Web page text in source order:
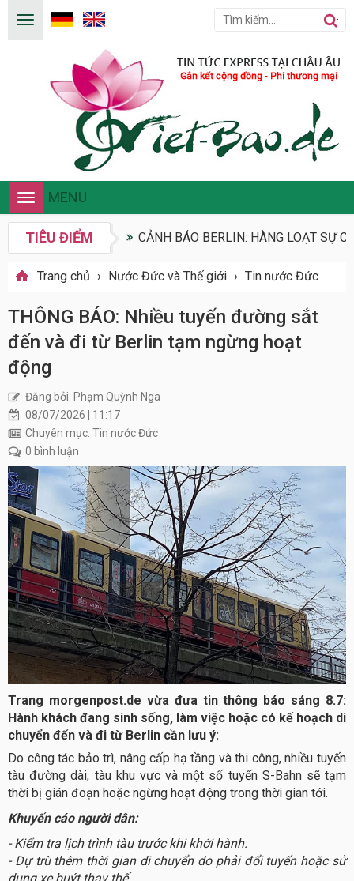
Toggle
navigation
MENU
TIÊU ĐIỂM CẢNH BÁO BERLIN: HÀNG LOẠT SỰ
Trang chủ › Nước Đức và Thế giới › Tin nước Đức
THÔNG BÁO: Nhiều tuyến đường sắt
đến và đi từ Berlin tạm ngừng hoạt
động
Đăng bởi: Phạm Quỳnh Nga
08/07/2026 | 11:17
Chuyên mục: Tin nước Đức
0 bình luận
Trang morgenpost.de vừa đưa tin thông báo sáng 8.7:
Hành khách đang sinh sống, làm việc hoặc có kế hoạch di
chuyển đến và đi từ Berlin cần lưu ý:
Do công tác bảo trì, nâng cấp hạ tầng và thi công, nhiều tuyến
tàu đường dài, tàu khu vực và một số tuyến S-Bahn sẽ tạm
thời bị gián đoạn hoặc ngừng hoạt động trong thời gian tới.
Khuyến cáo người dân:
- Kiểm tra lịch trình tàu trước khi khởi hành.
- Dự trù thêm thời gian di chuyển do phải đổi tuyến hoặc sử